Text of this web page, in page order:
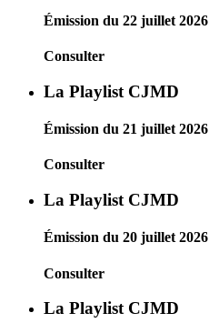
Émission du 22 juillet 2026
Consulter
La Playlist CJMD
Émission du 21 juillet 2026
Consulter
La Playlist CJMD
Émission du 20 juillet 2026
Consulter
La Playlist CJMD